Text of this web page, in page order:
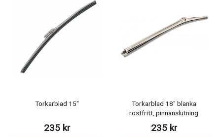
Torkarblad 15"
235 kr
Torkarblad 18" blanka
rostfritt, pinnanslutning
235 kr